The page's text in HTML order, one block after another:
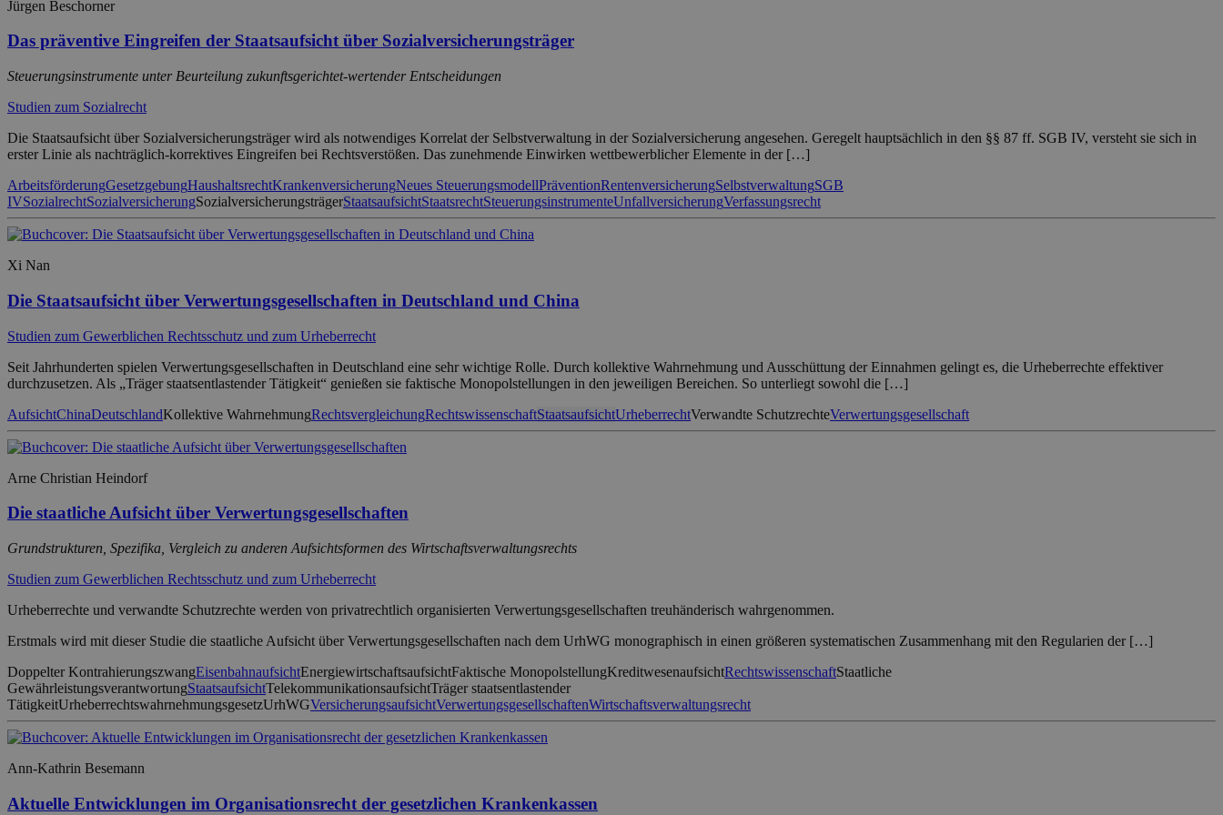
Jürgen Beschorner
Das präventive Eingreifen der Staatsaufsicht über Sozialversicherungsträger
Steuerungsinstrumente unter Beurteilung zukunftsgerichtet-wertender Entscheidungen
Studien zum Sozialrecht
Die Staatsaufsicht über Sozialversicherungsträger wird als notwendiges Korrelat der Selbstverwaltung in der Sozialversicherung angesehen. Geregelt hauptsächlich in den §§ 87 ff. SGB IV, versteht sie sich in
erster Linie als nachträglich-korrektives Eingreifen bei Rechtsverstößen. Das zunehmende Einwirken wettbewerblicher Elemente in der […]
ArbeitsförderungGesetzgebungHaushaltsrechtKrankenversicherungNeues SteuerungsmodellPräventionRentenversicherungSelbstverwaltungSGB
IVSozialrechtSozialversicherungSozialversicherungsträgerStaatsaufsichtStaatsrechtSteuerungsinstrumenteUnfallversicherungVerfassungsrecht
Xi Nan
Die Staatsaufsicht über Verwertungsgesellschaften in Deutschland und China
Studien zum Gewerblichen Rechtsschutz und zum Urheberrecht
Seit Jahrhunderten spielen Verwertungsgesellschaften in Deutschland eine sehr wichtige Rolle. Durch kollektive Wahrnehmung und Ausschüttung der Einnahmen gelingt es, die Urheberrechte effektiver
durchzusetzen. Als „Träger staatsentlastender Tätigkeit“ genießen sie faktische Monopolstellungen in den jeweiligen Bereichen. So unterliegt sowohl die […]
AufsichtChinaDeutschlandKollektive WahrnehmungRechtsvergleichungRechtswissenschaftStaatsaufsichtUrheberrechtVerwandte SchutzrechteVerwertungsgesellschaft
Arne Christian Heindorf
Die staatliche Aufsicht über Verwertungsgesellschaften
Grundstrukturen, Spezifika, Vergleich zu anderen Aufsichtsformen des Wirtschaftsverwaltungsrechts
Studien zum Gewerblichen Rechtsschutz und zum Urheberrecht
Urheberrechte und verwandte Schutzrechte werden von privatrechtlich organisierten Verwertungsgesellschaften treuhänderisch wahrgenommen.
Erstmals wird mit dieser Studie die staatliche Aufsicht über Verwertungsgesellschaften nach dem UrhWG monographisch in einen größeren systematischen Zusammenhang mit den Regularien der […]
Doppelter KontrahierungszwangEisenbahnaufsichtEnergiewirtschaftsaufsichtFaktische MonopolstellungKreditwesenaufsichtRechtswissenschaftStaatliche
GewährleistungsverantwortungStaatsaufsichtTelekommunikationsaufsichtTräger staatsentlastender
TätigkeitUrheberrechtswahrnehmungsgesetzUrhWGVersicherungsaufsichtVerwertungsgesellschaftenWirtschaftsverwaltungsrecht
Ann-Kathrin Besemann
Aktuelle Entwicklungen im Organisationsrecht der gesetzlichen Krankenkassen